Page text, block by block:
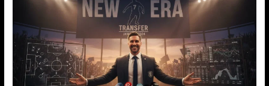
Sahaya
Takviye